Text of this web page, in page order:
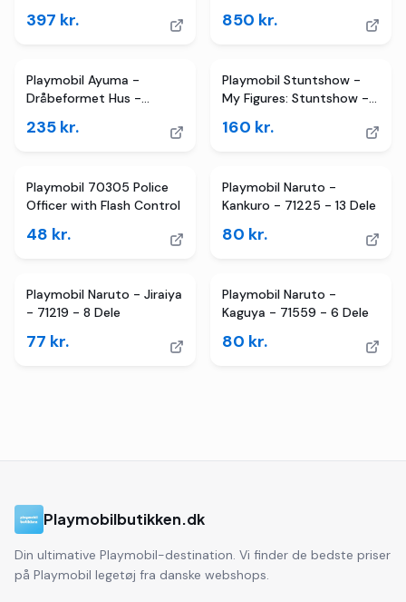
397 kr. 850 kr.
Playmobil Ayuma -
Dråbeformet Hus -
235 kr.
Playmobil Stuntshow -
My Figures: Stuntshow -
160 kr.
Playmobil 70305 Police
Officer with Flash Control
48 kr.
Playmobil Naruto -
Kankuro - 71225 - 13 Dele
80 kr.
Playmobil Naruto - Jiraiya
- 71219 - 8 Dele
77 kr.
Playmobil Naruto -
Kaguya - 71559 - 6 Dele
80 kr.
Playmobilbutikken.dk
Din ultimative Playmobil-destination. Vi finder de bedste priser
på Playmobil legetøj fra danske webshops.